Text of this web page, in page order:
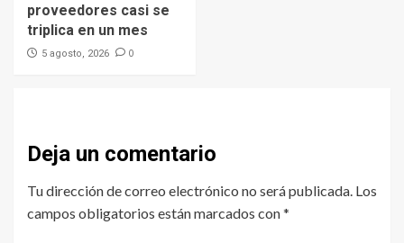
proveedores casi se
triplica en un mes
5 agosto, 2026 0
Deja un comentario
Tu dirección de correo electrónico no será publicada. Los
campos obligatorios están marcados con*